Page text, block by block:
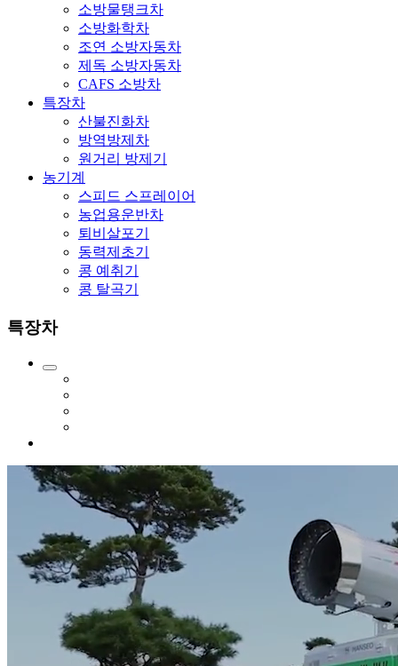
소방물탱크차
소방화학차
조연 소방자동차
제독 소방자동차
CAFS 소방차
특장차
산불진화차
방역방제차
원거리 방제기
농기계
스피드 스프레이어
농업용운반차
퇴비살포기
동력제초기
콩 예취기
콩 탈곡기
특장차